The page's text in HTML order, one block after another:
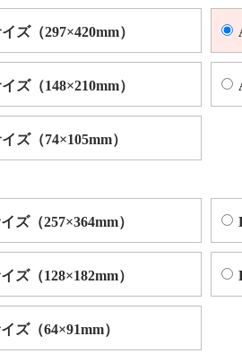
ズ（297×420mm）
ズ（148×210mm）
ズ（74×105mm）
ズ（257×364mm）
ズ（128×182mm）
ズ（64×91mm）